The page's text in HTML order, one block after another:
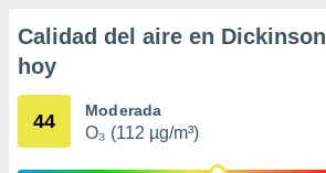
e
mediante
publicidad
Calidad del aire en Dickinson
hoy
44 Moderada
O₃ (112 µg/m³)